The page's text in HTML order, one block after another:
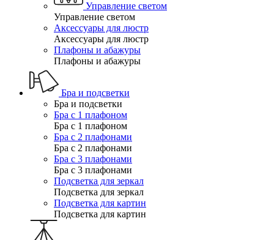
Управление светом
Управление светом
Аксессуары для люстр
Аксессуары для люстр
Плафоны и абажуры
Плафоны и абажуры
Бра и подсветки
Бра и подсветки
Бра с 1 плафоном
Бра с 1 плафоном
Бра с 2 плафонами
Бра с 2 плафонами
Бра с 3 плафонами
Бра с 3 плафонами
Подсветка для зеркал
Подсветка для зеркал
Подсветка для картин
Подсветка для картин